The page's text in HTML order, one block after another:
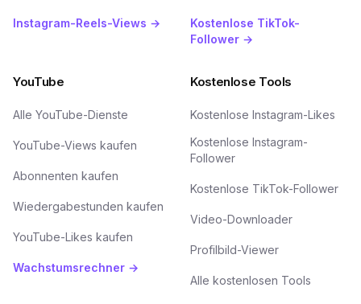
Instagram-Reels-Views →
Kostenlose TikTok-
Follower →
YouTube
Alle YouTube-Dienste
YouTube-Views kaufen
Abonnenten kaufen
Wiedergabestunden kaufen
YouTube-Likes kaufen
Wachstumsrechner →
Kostenlose Tools
Kostenlose Instagram-Likes
Kostenlose Instagram-
Follower
Kostenlose TikTok-Follower
Video-Downloader
Profilbild-Viewer
Alle kostenlosen Tools